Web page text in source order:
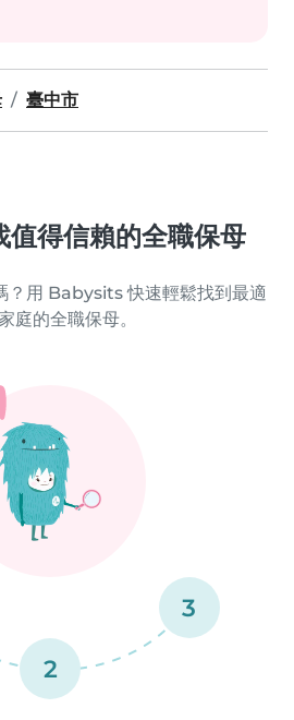
臺中市
值得信賴的全職保母
？用 Babysits 快速輕鬆找到最適
庭的全職保母。
2
3